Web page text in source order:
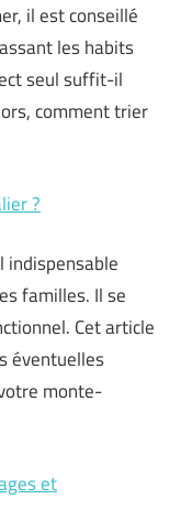
il est conseillé
les habits
seul suffit-il
comment trier
?
indispensable
familles. Il se
Cet article
éventuelles
monte-
et